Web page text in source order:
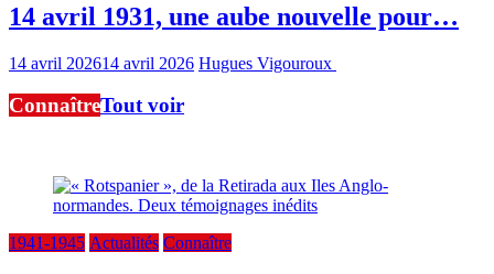
14 avril 1931, une aube nouvelle pour…
14 avril 202614 avril 2026 Hugues Vigouroux
ConnaîtreTout voir
1941-1945 Actualités Connaître